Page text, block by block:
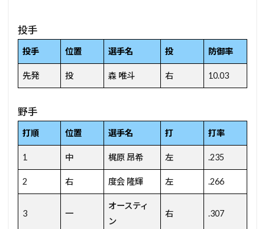
投手
投手 位置 選手名 投 防御率
先発 投 森 唯斗 右 10.03
野手
打順 位置 選手名 打 打率
1 中 梶原 昂希 左 .235
2 右 度会 隆輝 左 .266
3 一
オースティ
ン
右 .307